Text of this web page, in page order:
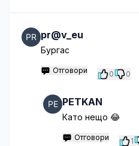
pr@v_eu
Бургас
Отговори 0 0
PETKAN
Като нещо 😂
Отговори 1